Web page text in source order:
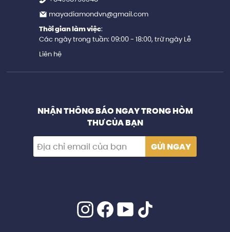
mayadiamondvn@gmail.com
Thời gian làm việc:
Các ngày trong tuần: 09:00 - 18:00, trừ ngày Lễ
Liên hệ
NHẬN THÔNG BÁO NGAY TRONG HÒM
THƯ CỦA BẠN
GỬI NGAY